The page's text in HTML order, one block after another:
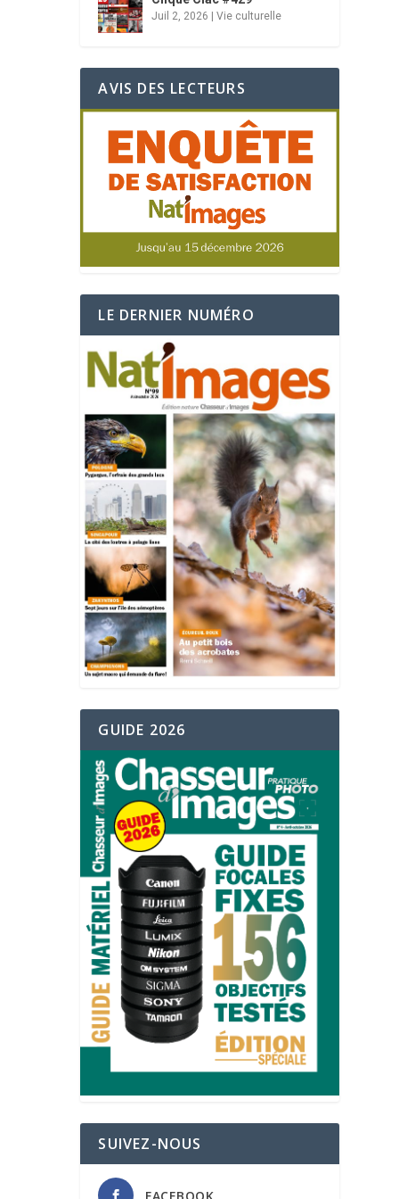
Juil 2, 2026 |Vie culturelle
AVIS DES LECTEURS
LE DERNIER NUMÉRO
GUIDE 2026
SUIVEZ-NOUS